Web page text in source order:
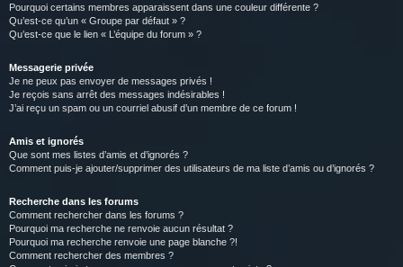
Pourquoi certains membres apparaissent dans une couleur différente ?
Qu’est-ce qu’un « Groupe par défaut » ?
Qu’est-ce que le lien « L’équipe du forum » ?
Messagerie privée
Je ne peux pas envoyer de messages privés !
Je reçois sans arrêt des messages indésirables !
J’ai reçu un spam ou un courriel abusif d’un membre de ce forum !
Amis et ignorés
Que sont mes listes d’amis et d’ignorés ?
Comment puis-je ajouter/supprimer des utilisateurs de ma liste d’amis ou d’ignorés ?
Recherche dans les forums
Comment rechercher dans les forums ?
Pourquoi ma recherche ne renvoie aucun résultat ?
Pourquoi ma recherche renvoie une page blanche ?!
Comment rechercher des membres ?